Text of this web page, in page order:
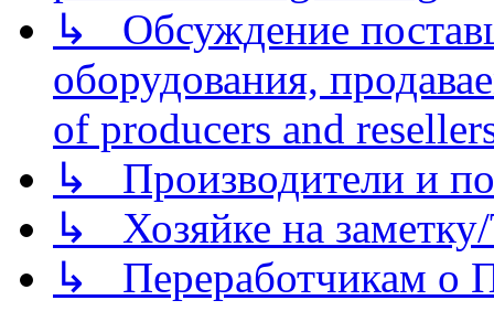
↳ Обсуждение
оборудования,
of producers and
↳ Производители и
↳ Хозяйке на
↳ Переработчикам о